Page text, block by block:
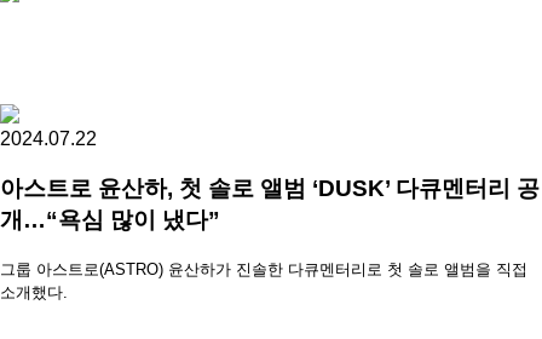
2024.07.22
아스트로 윤산하, 첫 솔로 앨범 ‘DUSK’ 다큐멘터리 공
개…“욕심 많이 냈다”
그룹 아스트로(ASTRO) 윤산하가 진솔한 다큐멘터리로 첫 솔로 앨범을 직접
소개했다.